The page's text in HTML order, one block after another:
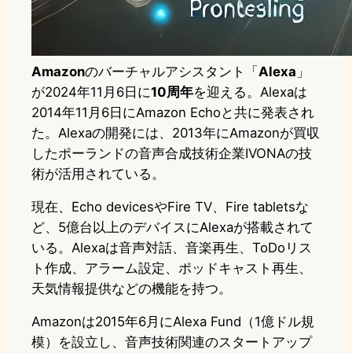
Amazonのバーチャルアシスタント「 Alexa 」
が2024年11月6日に10周年を迎える。Alexaは
2014年11月6日にAmazon Echoと共に発表され
た。Alexaの開発には、2013年にAmazonが買収
したポーランドの音声合成技術企業IVONAの技
術が活用されている。
現在、Echo devicesやFire TV、Fire tabletsな
ど、5億台以上のデバイスにAlexaが搭載されて
いる。Alexaは音声対話、音楽再生、ToDoリス
ト作成、アラーム設定、ポッドキャスト再生、
天気情報提供などの機能を持つ。
Amazonは2015年6月にAlexa Fund（1億ドル規
模）を設立し、音声技術関連のスタートアップ